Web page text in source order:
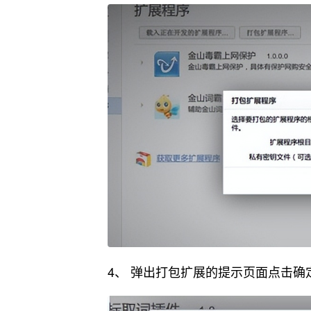
4、 弹出打包扩展的提示页面点击确